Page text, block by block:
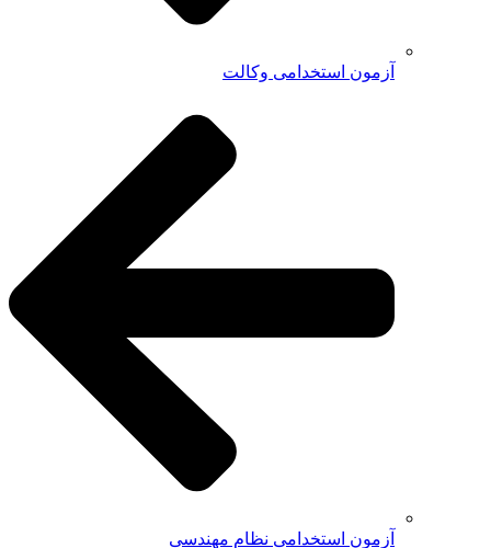
آزمون استخدامی وکالت
آزمون استخدامی نظام مهندسی